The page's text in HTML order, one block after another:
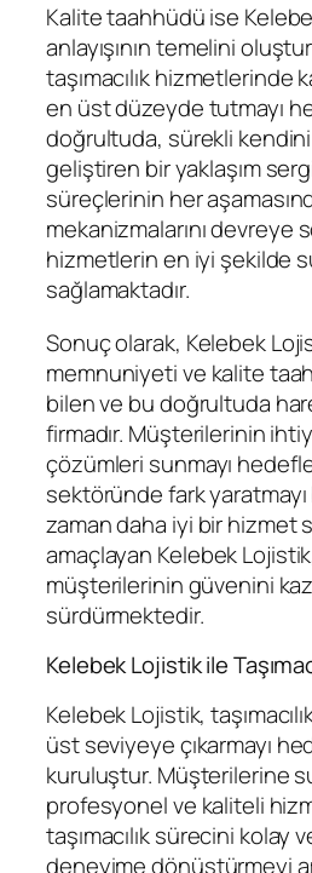
Kalite taahhüdü ise
anlayışının temelini
taşımacılık hizmetlerinde
en üst düzeyde tutmayı
doğrultuda, sürekli
geliştiren bir yaklaşım
süreçlerinin her
mekanizmalarını devreye
hizmetlerin en iyi şekilde
sağlamaktadır.
Sonuç olarak, Kelebek
memnuniyeti ve kalite
bilen ve bu doğrultuda
firmadır. Müşterilerinin
çözümleri sunmayı
sektöründe fark yaratmayı
zaman daha iyi bir hizmet
amaçlayan Kelebek
müşterilerinin güvenini
sürdürmektedir.
Kelebek Lojistik ile
Kelebek Lojistik,
üst seviyeye çıkarmayı
kuruluştur. Müşterilerine
profesyonel ve kaliteli
taşımacılık sürecini kolay
deneyime dönüştürmeyi